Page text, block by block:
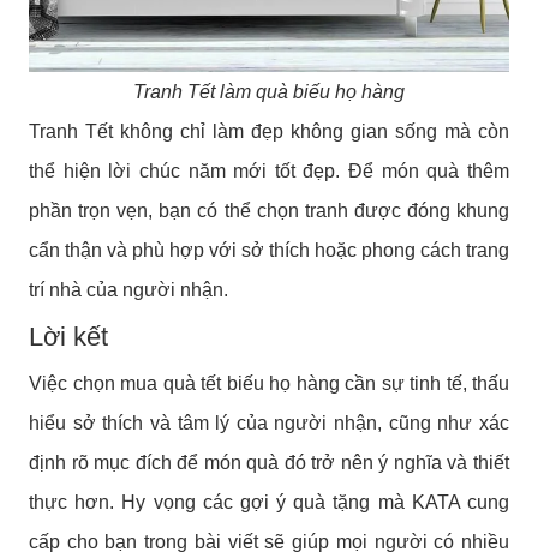
Tranh Tết làm quà biếu họ hàng
Tranh Tết không chỉ làm đẹp không gian sống mà còn
thể hiện lời chúc năm mới tốt đẹp. Để món quà thêm
phần trọn vẹn, bạn có thể chọn tranh được đóng khung
cẩn thận và phù hợp với sở thích hoặc phong cách trang
trí nhà của người nhận.
Lời kết
Việc chọn mua quà tết biếu họ hàng cần sự tinh tế, thấu
hiểu sở thích và tâm lý của người nhận, cũng như xác
định rõ mục đích để món quà đó trở nên ý nghĩa và thiết
thực hơn. Hy vọng các gợi ý quà tặng mà KATA cung
cấp cho bạn trong bài viết sẽ giúp mọi người có nhiều